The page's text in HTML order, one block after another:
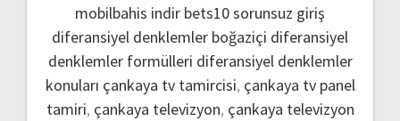
mobilbahis indir bets10 sorunsuz giriş
diferansiyel denklemler boğaziçi diferansiyel
denklemler formülleri diferansiyel denklemler
konuları çankaya tv tamircisi, çankaya tv panel
tamiri, çankaya televizyon, çankaya televizyon